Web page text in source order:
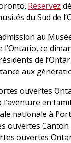
Réservez
du Sud de
au
l’Ontario, ce
de
aux
ouvertes
l’aventure en
nationale à
ouvertes
ouvertes